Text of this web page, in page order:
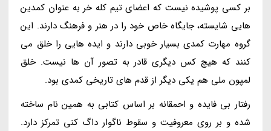
بر کسی پوشیده نیست که اعضای تیم کله خر به عنوان کمدین
هایی شایسته، جایگاه خاص خود را در هنر و فرهنگ دارند. این
گروه مهارت کمدی بسیار خوبی دارند و ایده هایی را خلق می
کنند که هیچ کس دیگری قادر به تصور آن ها نیست. خلق
لمپون ملی هم یکی دیگر از قدم های تاریخی کمدی بود.
رفتار بی فایده و احمقانه بر اساس کتابی به همین نام ساخته
شده و بر روی معروفیت و سقوط ناگوار داگ کنی تمرکز دارد.